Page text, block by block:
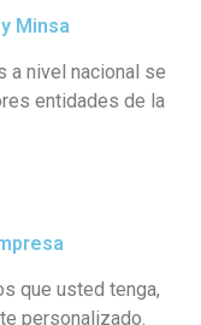
Minsa​
a nivel nacional se
entidades de la
que usted tenga,
personalizado.